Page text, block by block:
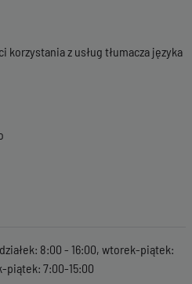
z usług tłumacza języka
8:00 - 16:00, wtorek-piątek:
piątek: 7:00-15:00